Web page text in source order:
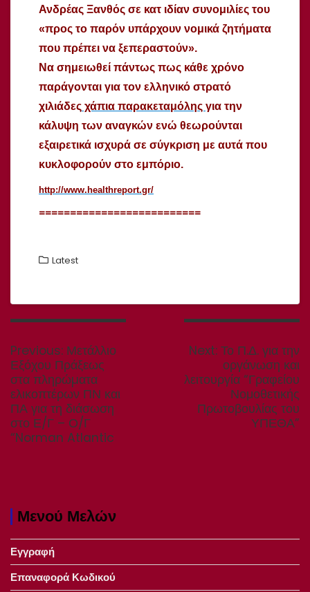
Ανδρέας Ξανθός σε κατ ιδίαν συνομιλίες του
«προς το παρόν υπάρχουν νομικά ζητήματα
που πρέπει να ξεπεραστούν».
Να σημειωθεί πάντως πως κάθε χρόνο
παράγονται για τον ελληνικό στρατό
χιλιάδες χάπια παρακεταμόλης για την
κάλυψη των αναγκών ενώ θεωρούνται
εξαιρετικά ισχυρά σε σύγκριση με αυτά που
κυκλοφορούν στο εμπόριο.
http://www.healthreport.gr/
==========================
Latest
Πλοήγηση
Previous: Previous
post:
Μετάλλιο
Εξόχου Πράξεως
στα πληρώµατα
ελικοπτέρων ΠΝ και
ΠΑ για τη διάσωση
στο Ε/Γ – Ο/Γ
“Norman Atlantic
Next: Next
post:
Το Π.Δ. για την
οργάνωση και
λειτουργία “Γραφείου
Νομοθετικής
Πρωτοβουλίας του
ΥΠΕΘΑ”
Μενού Μελών
Εγγραφή
Επαναφορά Κωδικού